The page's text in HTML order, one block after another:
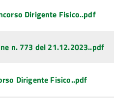
Dirigente Fisico..pdf
n. 773 del 21.12.2023..pdf
Dirigente Fisico..pdf